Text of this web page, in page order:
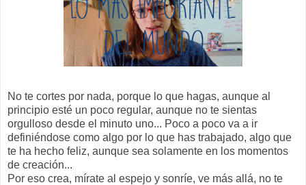
No te cortes por nada, porque lo que hagas, aunque al
principio esté un poco regular, aunque no te sientas
orgulloso desde el minuto uno... Poco a poco va a ir
definiéndose como algo por lo que has trabajado, algo que
te ha hecho feliz, aunque sea solamente en los momentos
de creación...
Por eso crea, mírate al espejo y sonríe, ve más allá, no te